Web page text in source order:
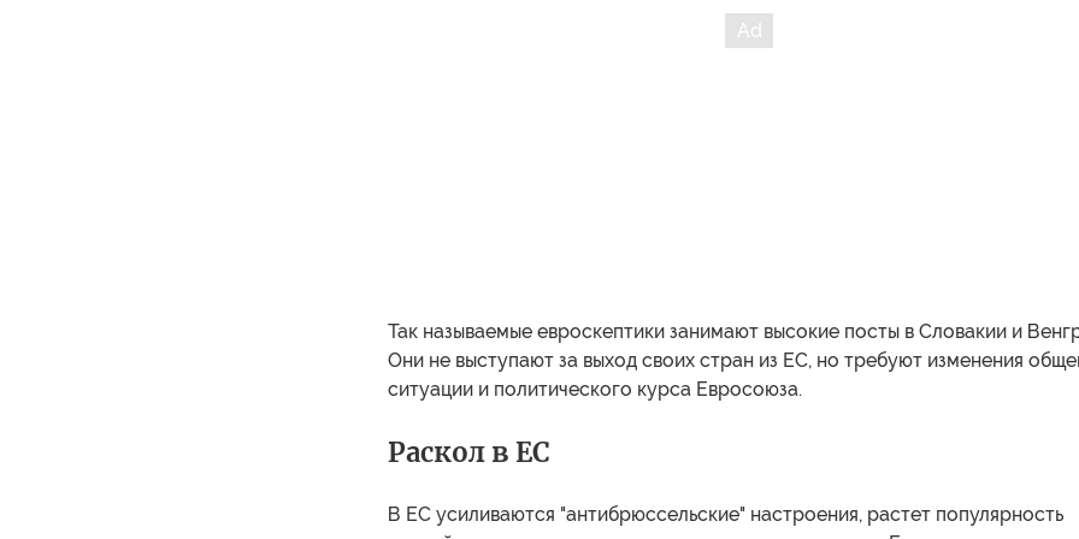
Так называемые евроскептики занимают высокие посты в Словакии и
Они не выступают за выход своих стран из ЕС, но требуют изменения
ситуации и политического курса Евросоюза.
Раскол в ЕС
В ЕС усиливаются "антибрюссельские" настроения, растет популярность